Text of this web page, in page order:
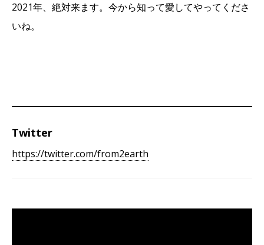
2021年、絶対来ます。今から知って愛してやってくださ
いね。
Twitter
https://twitter.com/from2earth